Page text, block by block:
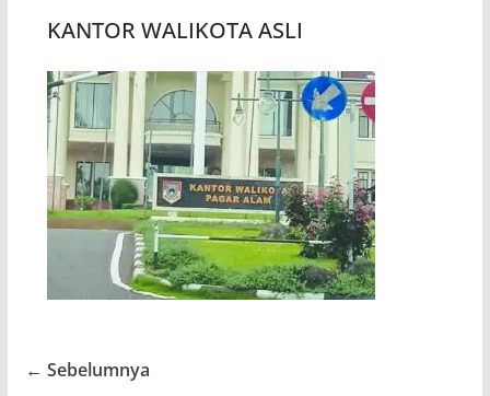
KANTOR WALIKOTA ASLI
← Sebelumnya